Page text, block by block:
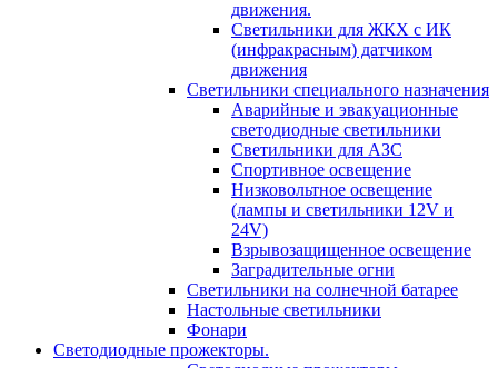
движения.
Светильники для ЖКХ с ИК
(инфракрасным) датчиком
движения
Светильники специального назначения
Аварийные и эвакуационные
светодиодные светильники
Светильники для АЗС
Спортивное освещение
Низковольтное освещение
(лампы и светильники 12V и
24V)
Взрывозащищенное освещение
Заградительные огни
Светильники на солнечной батарее
Настольные светильники
Фонари
Светодиодные прожекторы.